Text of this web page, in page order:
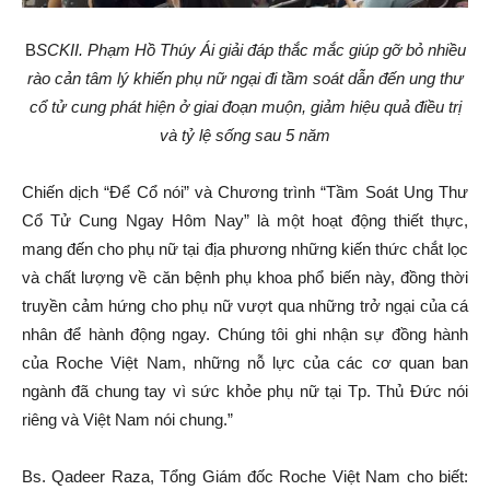
BSCKII. Phạm Hồ Thúy Ái giải đáp thắc mắc giúp gỡ bỏ nhiều
rào cản tâm lý khiến phụ nữ ngại đi tầm soát dẫn đến ung thư
cổ tử cung phát hiện ở giai đoạn muộn, giảm hiệu quả điều trị
và tỷ lệ sống sau 5 năm
Chiến dịch “Để Cổ nói” và Chương trình “Tầm Soát Ung Thư
Cổ Tử Cung Ngay Hôm Nay” là một hoạt động thiết thực,
mang đến cho phụ nữ tại địa phương những kiến thức chắt lọc
và chất lượng về căn bệnh phụ khoa phổ biến này, đồng thời
truyền cảm hứng cho phụ nữ vượt qua những trở ngại của cá
nhân để hành động ngay. Chúng tôi ghi nhận sự đồng hành
của Roche Việt Nam, những nỗ lực của các cơ quan ban
ngành đã chung tay vì sức khỏe phụ nữ tại Tp. Thủ Đức nói
riêng và Việt Nam nói chung.”
Bs. Qadeer Raza, Tổng Giám đốc Roche Việt Nam cho biết: